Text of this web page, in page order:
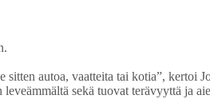
autoa, vaatteita tai kotia”, kertoi
sekä tuovat terävyyttä ja